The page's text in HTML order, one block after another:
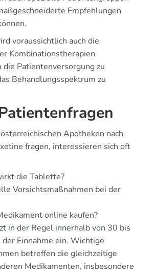
Empfehlungen
voraussichtlich auch die
Kombinationstherapien
Patientenversorgung zu
Behandlungsspektrum zu
Apotheken nach
fragen, interessieren sich oft
die Tablette?
Vorsichtsmaßnahmen bei der
online kaufen?
in der Regel innerhalb von 30 bis
Einnahme ein. Wichtige
betreffen die gleichzeitige
Medikamenten, insbesondere